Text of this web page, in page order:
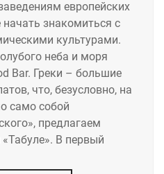
европейских
знакомиться с
культурами.
неба и моря
Bar. Греки – большие
что, безусловно, на
само собой
предлагаем
В первый